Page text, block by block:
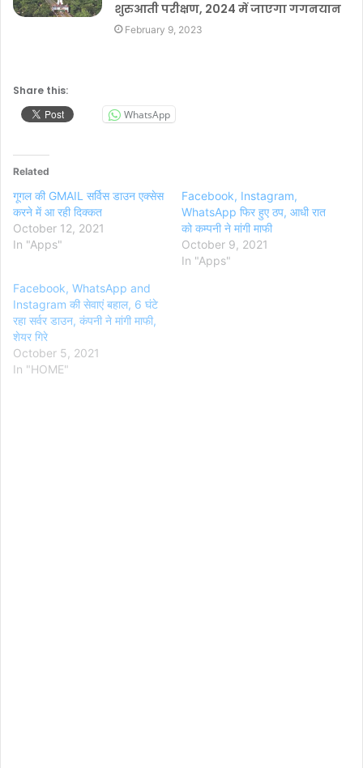
शुरुआती परीक्षण, 2024 में जाएगा गगनयान
February 9, 2023
Share this:
WhatsApp
Related
गूगल की GMAIL सर्विस डाउन एक्सेस
करने में आ रही दिक्कत
October 12, 2021
In "Apps"
Facebook, Instagram,
WhatsApp फिर हुए ठप, आधी रात
को कम्पनी ने मांगी माफी
October 9, 2021
In "Apps"
Facebook, WhatsApp and
Instagram की सेवाएं बहाल, 6 घंटे
रहा सर्वर डाउन, कंपनी ने मांगी माफी,
शेयर गिरे
October 5, 2021
In "HOME"